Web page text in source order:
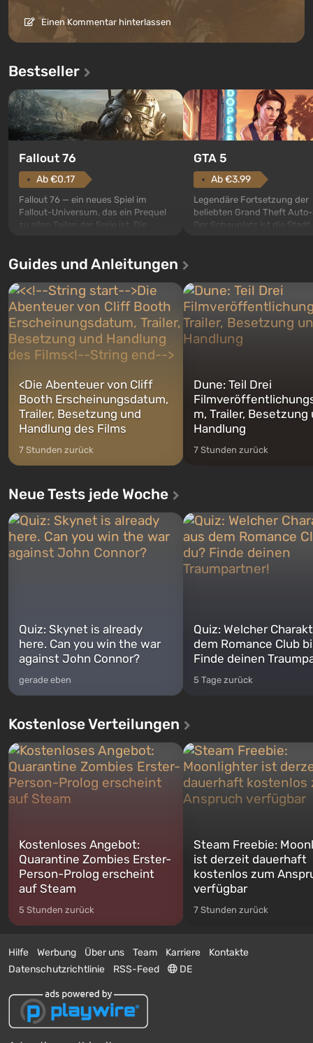
Einen Kommentar hinterlassen
Bestseller
Fallout 76
Ab €0.17
Fallout 76 — ein neues Spiel im
Fallout-Universum, das ein Prequel
zu allen Teilen der Serie ist. Die
sollte laut den Plänen der Vault-Tec-
nach dem Abwurf von Atombomben
auf Amerika geöffnet wird. De...
GTA 5
Ab €3.99
Legendäre Fortsetzung der
beliebten Grand Theft Auto-
Der Schauplatz ist die Stadt
Charakteren: Michael,
Franklin, zwischen denen
jederzeit...
Guides und Anleitungen
<Die Abenteuer von Cliff
Booth Erscheinungsdatum,
Trailer, Besetzung und
Handlung des Films
7 Stunden zurück
Dune: Teil Drei
m, Trailer, Besetzung
Handlung
7 Stunden zurück
Neue Tests jede Woche
Quiz: Skynet is already
here. Can you win the war
against John Connor?
gerade eben
Quiz: Welcher
dem Romance Club
Finde deinen
5 Tage zurück
Kostenlose Verteilungen
Kostenloses Angebot:
Quarantine Zombies Erster-
Person-Prolog erscheint
auf Steam
5 Stunden zurück
Steam Freebie:
ist derzeit dauerhaft
kostenlos zum
verfügbar
7 Stunden zurück
Hilfe Werbung Über uns Team Karriere
Kontakte
Datenschutzrichtlinie
RSS-Feed DE